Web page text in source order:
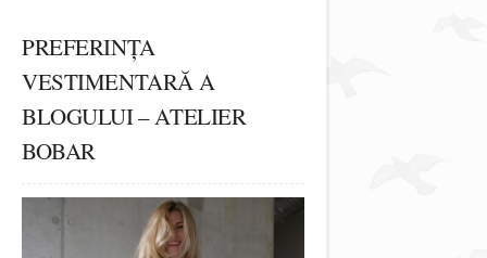
PREFERINȚA
VESTIMENTARĂ A
BLOGULUI – ATELIER
BOBAR